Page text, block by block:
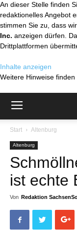
An dieser Stelle finden
redaktionelles Angebot
stimmen Sie zu, dass
Inc. anzeigen dürfen.
Drittplattformen
Inhalte anzeigen
Weitere Hinweise
Start Altenburg
Altenburg
ist echte
Von Redaktion